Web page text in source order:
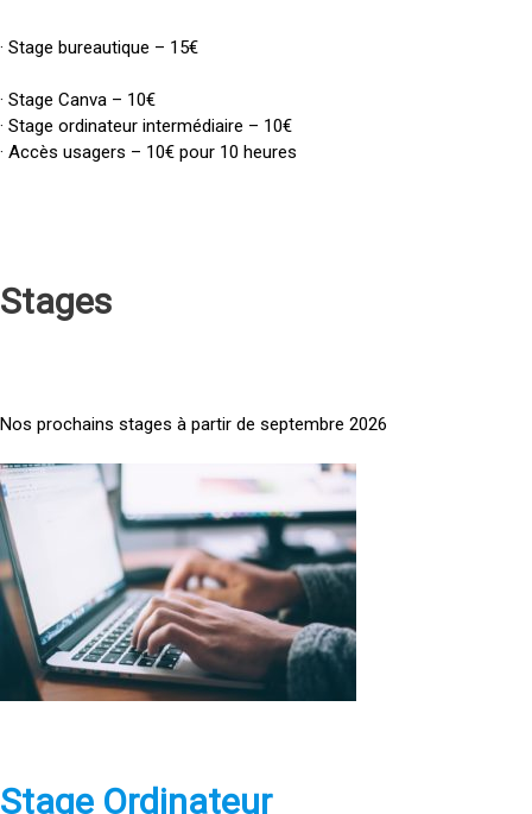
· Stage bureautique – 15€
· Stage Canva – 10€
· Stage ordinateur intermédiaire – 10€
· Accès usagers – 10€ pour 10 heures
Stages
Nos prochains stages à partir de septembre 2026
<
a
h
e
f
pStage Ordinateur